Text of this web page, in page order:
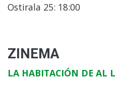
Ostirala 25: 18:00
ZINEMA
LA HABITACIÓN DE AL